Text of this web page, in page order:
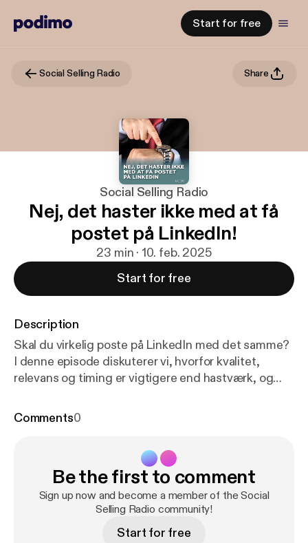
Start for free
Social Selling Radio Share
Social Selling Radio
Nej, det haster ikke med at få
postet på LinkedIn!
23 min · 10. feb. 2025
Start for free
Description
Skal du virkelig poste på LinkedIn med det samme?
I denne episode diskuterer vi, hvorfor kvalitet,
relevans og timing er vigtigere end hastværk, og
forhastede opslag. Vi gennemgår også, hvordan du
Comments0
Be the first to comment
Sign up now and become a member of the Social
Selling Radio community!
Start for free